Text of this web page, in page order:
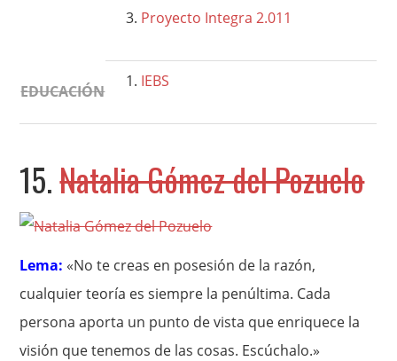
Proyecto Integra 2.011
EDUCACIÓN
IEBS
15.Natalia Gómez del Pozuelo
Lema: «No te creas en posesión de la razón,
cualquier teoría es siempre la penúltima. Cada
persona aporta un punto de vista que enriquece la
visión que tenemos de las cosas. Escúchalo.»